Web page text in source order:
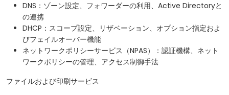
DNS：ゾーン設定、フォワーダーの利用、Active Directoryと
の連携
DHCP：スコープ設定、リザベーション、オプション指定およ
びフェイルオーバー機能
ネットワークポリシーサービス（NPAS）：認証機構、ネット
ワークポリシーの管理、アクセス制御手法
ファイルおよび印刷サービス